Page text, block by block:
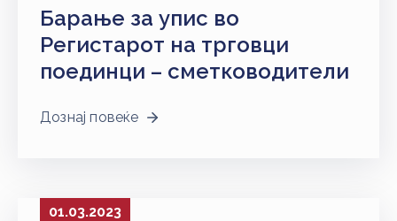
КОНТАКТ
НАЈАВА
Барање за упис во
Регистарот на трговци
поединци – сметководители
Дознај повеќе
01.03.2023